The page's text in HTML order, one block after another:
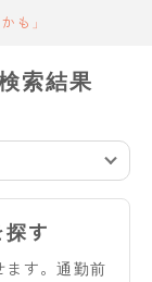
も」
索結果
す
す。通勤前